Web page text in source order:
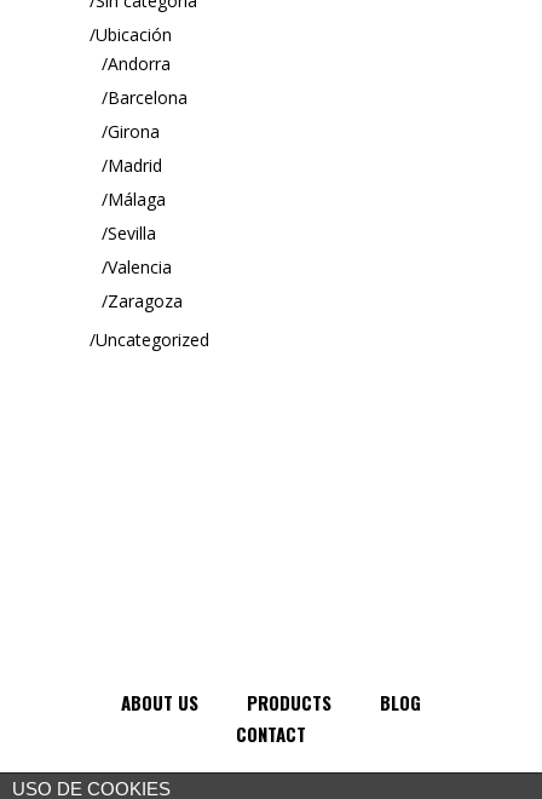
Ubicación
Andorra
Barcelona
Girona
Madrid
Málaga
Sevilla
Valencia
Zaragoza
Uncategorized
ABOUT US PRODUCTS
BLOG
CONTACT
USO DE COOKIES